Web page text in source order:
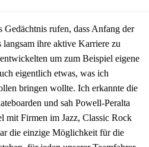
Gedächtnis rufen, dass Anfang der
langsam ihre aktive Karriere zu
um zum Beispiel eigene
eigentlich etwas, was ich
bringen wollte. Ich erkannte die
und sah Powell-Peralta
mit Firmen im Jazz, Classic Rock
die einzige Möglichkeit für die